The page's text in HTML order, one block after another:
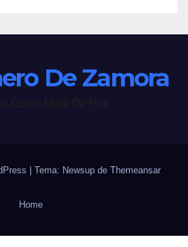
De Zamora
Tema: Newsup de Themeansar
Home